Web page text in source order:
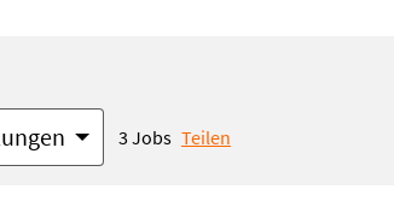
3 Jobs Teilen